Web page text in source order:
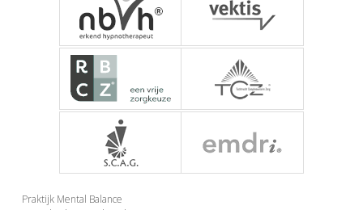
NBVH - Nederlandse
RBCZ - Register
Praktijk Mental Balance